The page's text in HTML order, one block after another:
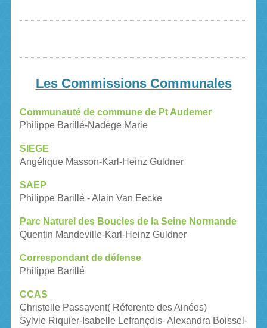
Les Commissions Communales
Communauté de commune de Pt Audemer
Philippe Barillé-Nadège Marie
SIEGE
Angélique Masson-Karl-Heinz Guldner
SAEP
Philippe Barillé - Alain Van Eecke
Parc Naturel des Boucles de la Seine Normande
Quentin Mandeville-Karl-Heinz Guldner
Correspondant de défense
Philippe Barillé
CCAS
Christelle Passavent( Réferente des Ainées)
Sylvie Riquier-Isabelle Lefrançois- Alexandra Boissel-